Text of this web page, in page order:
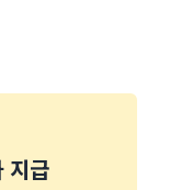
지급